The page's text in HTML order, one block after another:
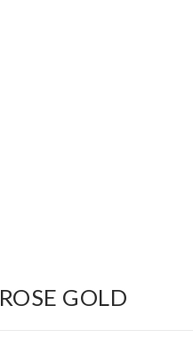
ROSE GOLD